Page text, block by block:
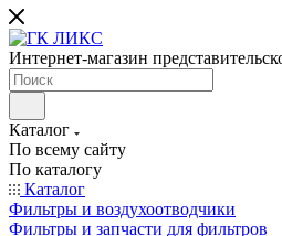
Интернет-магазин
Каталог
По всему сайту
По каталогу
Каталог
Фильтры и воздухоотводчики
Фильтры и запчасти для фильтров